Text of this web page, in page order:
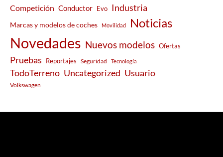
Competición Conductor Evo Industria
Marcas y modelos de coches Movilidad Noticias
Novedades Nuevos modelos Ofertas
Pruebas Reportajes Seguridad Tecnología
TodoTerreno Uncategorized Usuario
Volkswagen